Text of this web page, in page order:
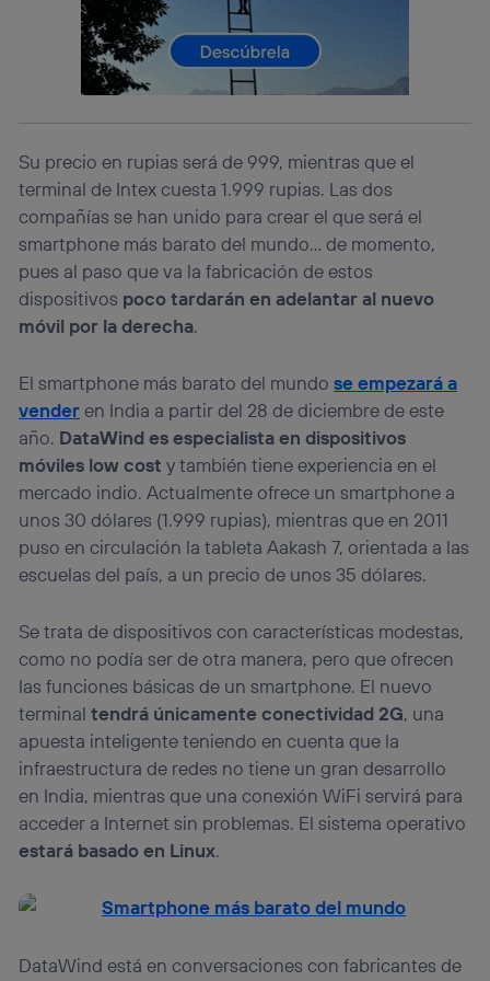
Su precio en rupias será de 999, mientras que el
terminal de Intex cuesta 1.999 rupias. Las dos
compañías se han unido para crear el que será el
smartphone más barato del mundo… de momento,
pues al paso que va la fabricación de estos
dispositivos poco tardarán en adelantar al nuevo
móvil por la derecha.
El smartphone más barato del mundose empezará a
venderen India a partir del 28 de diciembre de este
año. DataWind es especialista en dispositivos
móviles low costy también tiene experiencia en el
mercado indio. Actualmente ofrece un smartphone a
unos 30 dólares (1.999 rupias), mientras que en 2011
puso en circulación la tableta Aakash 7, orientada a las
escuelas del país, a un precio de unos 35 dólares.
Se trata de dispositivos con características modestas,
como no podía ser de otra manera, pero que ofrecen
las funciones básicas de un smartphone. El nuevo
terminaltendrá únicamente conectividad 2G, una
apuesta inteligente teniendo en cuenta que la
infraestructura de redes no tiene un gran desarrollo
en India, mientras que una conexión WiFi servirá para
acceder a Internet sin problemas. El sistema operativo
estará basado en Linux.
DataWind está en conversaciones con fabricantes de
Si utilizas unaconexión de banda ancha
el marketing o análisis se realizará en función de las
actividades de navegación de los miembros del hogar
que hayan dado su consentimiento.
Si utilizasdatos móviles, el marketing será más
navegación del usuario del móvil.
Puedes gestionar los consentimientos Utiq seleccionando
“Administrar Utiq” en la parte inferior de esta página web o
visitando el
portal de privacidad de Utiq
(“consenthub”) . Para más información, consulta
la política de privacidad de Utiq.